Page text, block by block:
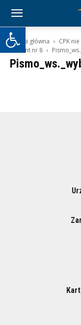
Otwórz pasek narzędzi
Strona główna
CPK
wariant nr 8